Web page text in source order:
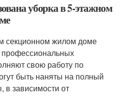
уборка в 5-этажном
секционном жилом доме
свою работу по
быть наняты на полный
в зависимости от